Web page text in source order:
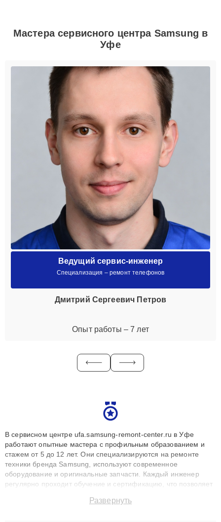
Мастера сервисного центра Samsung в
Уфе
Ведущий сервис-инженер
Специализация – ремонт телефонов
Дмитрий Сергеевич Петров
Опыт работы – 7 лет
В сервисном центре ufa.samsung-remont-center.ru в Уфе
работают опытные мастера с профильным образованием и
стажем от 5 до 12 лет. Они специализируются на ремонте
техники бренда Samsung, используют современное
оборудование и оригинальные запчасти. Каждый инженер
регулярно проходит обучение и сертификацию, что позволяет
технику с сохранением гарантии до 3 лет. Наши мастера
Развернуть